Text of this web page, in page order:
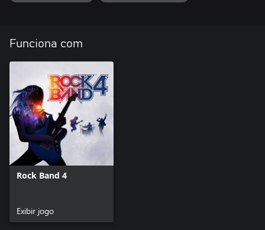
Funciona com
Rock Band 4
Exibir jogo